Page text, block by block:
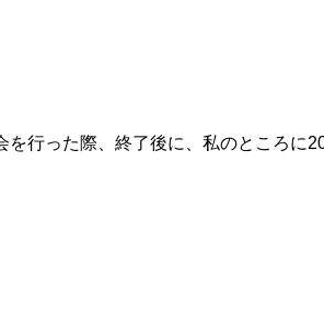
行った際、終了後に、私のところ